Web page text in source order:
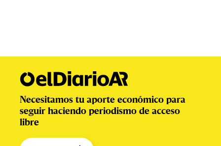
Necesitamos tu aporte económico para
seguir haciendo periodismo de acceso
libre